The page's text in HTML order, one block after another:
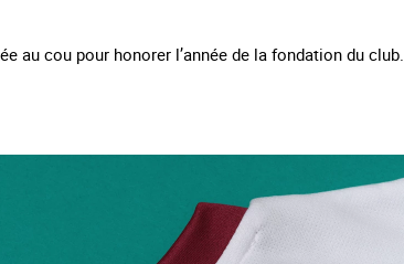
au cou pour honorer l’année de la fondation du club.